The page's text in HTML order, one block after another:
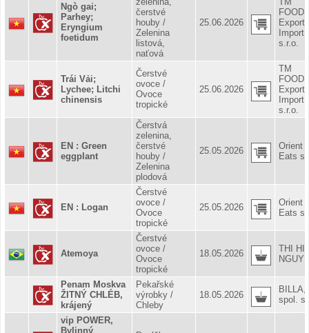
Ngò gai;
Parhey;
Eryngium
foetidum
čerstvé
houby /
Zelenina
listová,
naťová
25.06.2026
Export
Import
s.r.o.
Trái Vải;
Lychee; Litchi
chinensis
Čerstvé
ovoce /
Ovoce
tropické
25.06.2026
TM
Export
Import
s.r.o.
EN : Green
eggplant
Čerstvá
zelenina,
čerstvé
houby /
Zelenina
plodová
25.05.2026
Orient
Eats
EN : Logan
Čerstvé
ovoce /
Ovoce
tropické
25.05.2026
Orient
Eats
Atemoya
Čerstvé
ovoce /
Ovoce
tropické
18.05.2026
THI
Penam Moskva
ŽITNÝ CHLÉB,
krájený
Pekařské
výrobky /
Chleby
18.05.2026
BILLA,
spol. s
vip POWER,
Bylinný